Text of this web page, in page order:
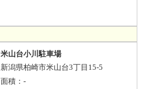
米山台小川駐車場
新潟県柏崎市米山台3丁目15-5
面積： -